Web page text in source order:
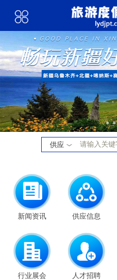
供应
新闻资讯 供应信息
行业展会 人才招聘